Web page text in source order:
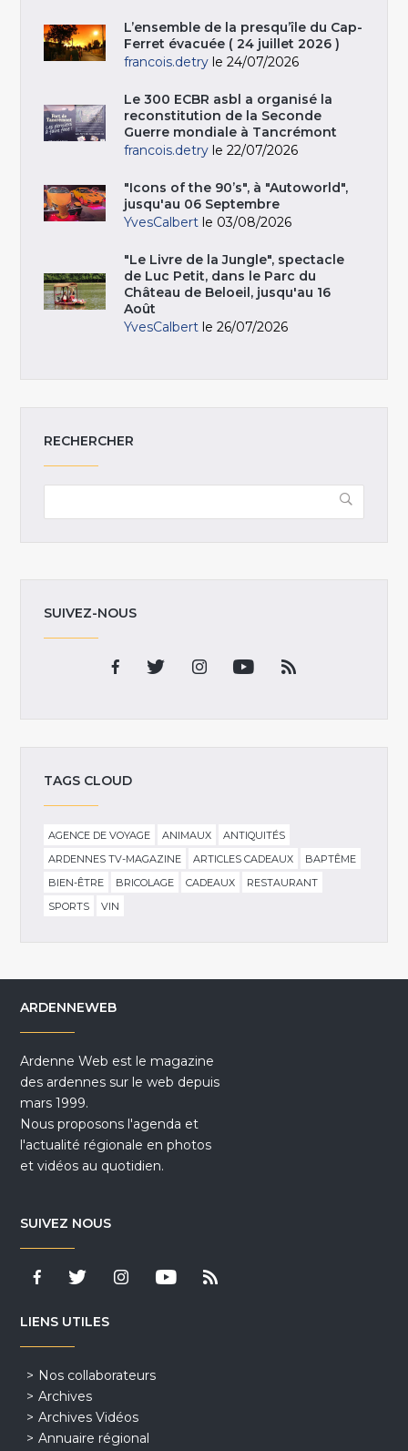
L’ensemble de la presqu’île du Cap-
Ferret évacuée ( 24 juillet 2026 )
francois.detry le 24/07/2026
Le 300 ECBR asbl a organisé la
reconstitution de la Seconde
Guerre mondiale à Tancrémont
francois.detry le 22/07/2026
"Icons of the 90’s", à "Autoworld",
jusqu'au 06 Septembre
YvesCalbert le 03/08/2026
"Le Livre de la Jungle", spectacle
de Luc Petit, dans le Parc du
Château de Beloeil, jusqu'au 16
Août
YvesCalbert le 26/07/2026
RECHERCHER
SUIVEZ-NOUS
TAGS CLOUD
AGENCE DE VOYAGE ANIMAUX
ANTIQUITÉS
ARDENNES TV-MAGAZINE
ARTICLES CADEAUX
BAPTÊME
BIEN-ÊTRE
BRICOLAGE CADEAUX
RESTAURANT
SPORTS
VIN
ARDENNEWEB
Ardenne Web est le magazine
des ardennes sur le web depuis
mars 1999.
Nous proposons l'agenda et
l'actualité régionale en photos
et vidéos au quotidien.
SUIVEZ NOUS
LIENS UTILES
Nos collaborateurs
Archives
Archives Vidéos
Annuaire régional